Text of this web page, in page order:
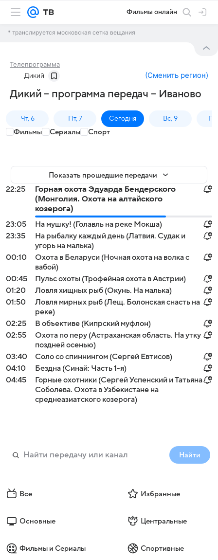
Фильмы онлайн
* транслируется московская сетка вещания
Телепрограмма
Дикий (Сменить регион)
Дикий – программа передач – Иваново
Чт, 6 Пт, 7 Сегодня Вс, 9
Фильмы Сериалы Спорт
Показать прошедшие передачи
22:25
Горная охота Эдуарда Бендерского
(Монголия. Охота на алтайского
козерога)
23:05
На мушку! (Голавль на реке Мокша)
23:35
На рыбалку каждый день (Латвия. Судак и
угорь на малька)
00:10
Охота в Беларуси (Ночная охота на волка с
вабой)
00:45
Пульс охоты (Трофейная охота в Австрии)
01:20
Ловля хищных рыб (Окунь. На малька)
01:50
Ловля мирных рыб (Лещ. Болонская снасть на
реке)
02:25
В объективе (Кипрский муфлон)
02:55
Охота по перу (Астраханская область. На утку
поздней осенью)
03:40
Соло со спиннингом (Сергей Евтисов)
04:10
Бездна (Синай: Часть 1-я)
04:45
Горные охотники (Сергей Успенский и Татьяна
Соболева. Охота в Узбекистане на
среднеазиатского козерога)
Найти
Все Избранные
Основные Центральные
Фильмы и Сериалы Спортивные